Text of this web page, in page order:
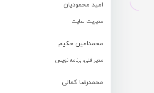
امید محمودیان
مدیریت سایت
محمدامین حکیم
مدیر فنی، برنامه نویس
محمدرضا کمالی